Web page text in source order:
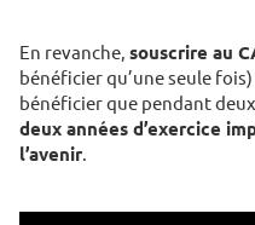
En revanche, souscrire au
bénéficier qu’une seule fois)
bénéficier que pendant
deux années d’exercice
l’avenir.